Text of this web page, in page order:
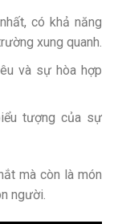
có khả năng
xung quanh.
và sự hòa hợp
tượng của sự
mà còn là món
người.